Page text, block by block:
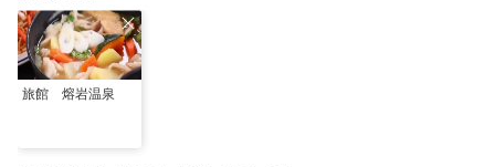
旅館 熔岩温泉